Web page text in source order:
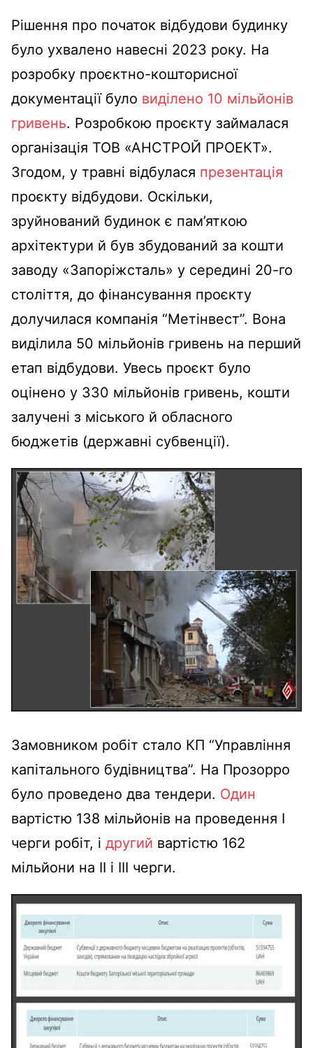
Рішення про початок відбудови будинку
було ухвалено навесні 2023 року. На
розробку проєктно-кошторисної
документації було виділено 10 мільйонів
гривень. Розробкою проєкту займалася
організація ТОВ «АНСТРОЙ ПРОЕКТ».
Згодом, у травні відбулася презентація
проєкту відбудови. Оскільки,
зруйнований будинок є пам’яткою
архітектури й був збудований за кошти
заводу «Запоріжсталь» у середині 20-го
століття, до фінансування проєкту
долучилася компанія “Метінвест”. Вона
виділила 50 мільйонів гривень на перший
етап відбудови. Увесь проєкт було
оцінено у 330 мільйонів гривень, кошти
залучені з міського й обласного
бюджетів (державні субвенції).
Замовником робіт стало КП “Управління
капітального будівництва”. На Прозорро
було проведено два тендери. Один
вартістю 138 мільйонів на проведення І
черги робіт, і другий вартістю 162
мільйони на ІІ і ІІІ черги.